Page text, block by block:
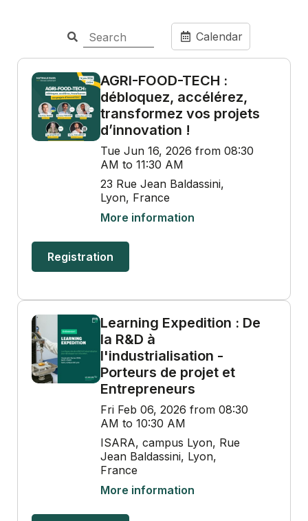
Calendar
AGRI-FOOD-TECH :
débloquez, accélérez,
transformez vos projets
d’innovation !
Tue Jun 16, 2026 from 08:30
AM to 11:30 AM
23 Rue Jean Baldassini,
Lyon, France
More information
Registration
Learning Expedition : De
la R&D à
l'industrialisation -
Porteurs de projet et
Entrepreneurs
Fri Feb 06, 2026 from 08:30
AM to 10:30 AM
ISARA, campus Lyon, Rue
Jean Baldassini, Lyon,
France
More information